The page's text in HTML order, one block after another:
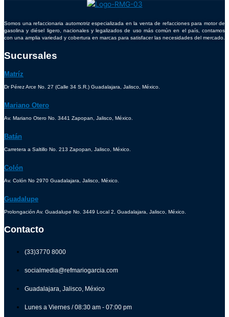
Somos una refaccionaria automotriz especializada en la venta de refacciones para motor de
gasolina y diésel ligero, nacionales y legalizados de uso más común en el país, contamos
con una amplia variedad y cobertura en marcas para satisfacer las necesidades del mercado.
Sucursales
Matríz
Dr Pérez Arce No. 27 (Calle 34 S.R.) Guadalajara, Jalisco, México.
Mariano Otero
Av. Mariano Otero No. 3441 Zapopan, Jalisco, México.
Batán
Carretera a Saltillo No. 213 Zapopan, Jalisco, México.
Colón
Av. Colón No 2970 Guadalajara, Jalisco, México.
Guadalupe
Prolongación Av. Guadalupe No. 3449 Local 2, Guadalajara, Jalisco, México.
Contacto
(33)3770 8000
socialmedia@refmariogarcia.com
Guadalajara, Jalisco, México
Lunes a Viernes / 08:30 am - 07:00 pm